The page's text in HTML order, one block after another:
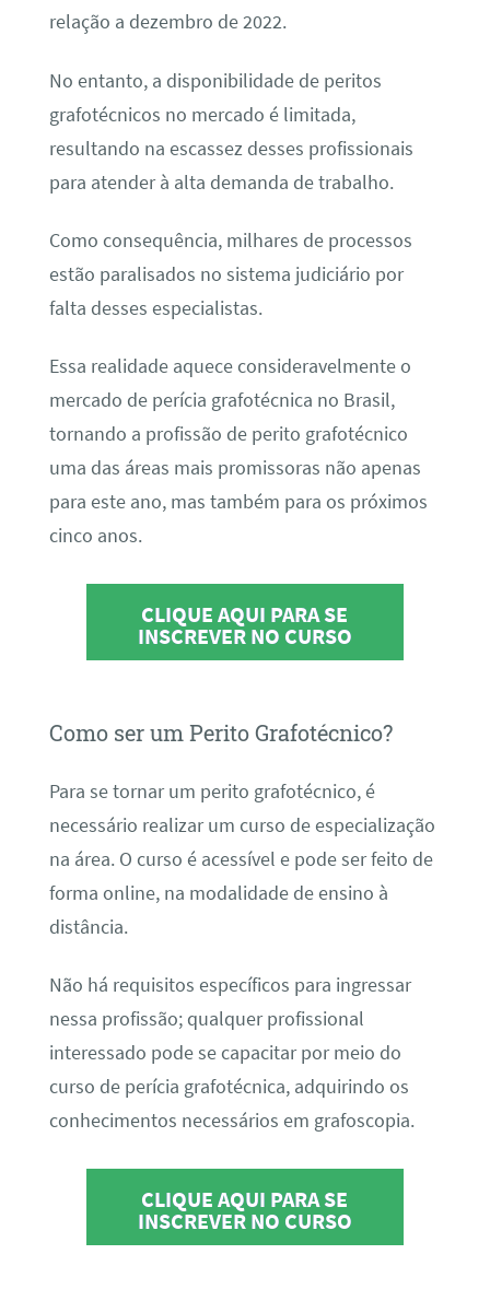
relação a dezembro de 2022.
No entanto, a disponibilidade de peritos
grafotécnicos no mercado é limitada,
resultando na escassez desses profissionais
para atender à alta demanda de trabalho.
Como consequência, milhares de processos
estão paralisados no sistema judiciário por
falta desses especialistas.
Essa realidade aquece consideravelmente o
mercado de perícia grafotécnica no Brasil,
tornando a profissão de perito grafotécnico
uma das áreas mais promissoras não apenas
para este ano, mas também para os próximos
cinco anos.
CLIQUE AQUI PARA SE
INSCREVER NO CURSO
Como ser um Perito Grafotécnico?
Para se tornar um perito grafotécnico, é
necessário realizar um curso de especialização
na área. O curso é acessível e pode ser feito de
forma online, na modalidade de ensino à
distância.
Não há requisitos específicos para ingressar
nessa profissão; qualquer profissional
interessado pode se capacitar por meio do
curso de perícia grafotécnica, adquirindo os
conhecimentos necessários em grafoscopia.
CLIQUE AQUI PARA SE
INSCREVER NO CURSO